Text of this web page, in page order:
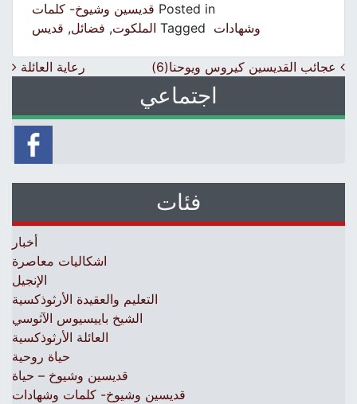
Posted in قديسين وشيوخ- كلمات
وشهادات Tagged الملكوت,فضائل, قديس
Post navigation
عجائب القديسين كيروس ويوحنا(6) رعاية العائلة
اجتماعي
فئات
أخبار
اشكاليات معاصرة
الإنجيل
التعليم والعقيدة الأرثوذكسية
الشيخ باييسيوس الآثوسي
العائلة الأرثوذكسية
حياة روحية
قديسين وشيوخ – حياة
قديسين وشيوخ- كلمات وشهادات